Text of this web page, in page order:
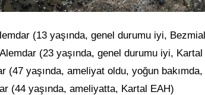
(13 yaşında, genel durumu iyi,
(23 yaşında, genel durumu iyi, Kartal
(47 yaşında, ameliyat oldu, yoğun
(44 yaşında, ameliyatta, Kartal EAH)